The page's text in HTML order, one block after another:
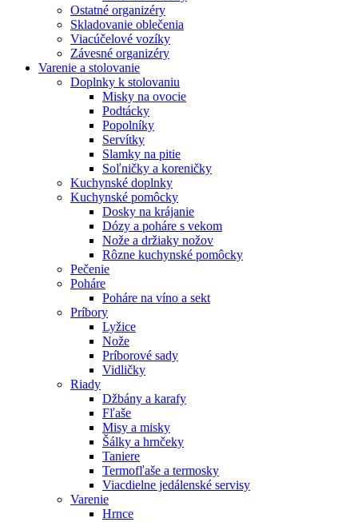
Ostatné organizéry
Skladovanie oblečenia
Viacúčelové vozíky
Závesné organizéry
Varenie a stolovanie
Doplnky k stolovaniu
Misky na ovocie
Podtácky
Popolníky
Servítky
Slamky na pitie
Soľničky a koreničky
Kuchynské doplnky
Kuchynské pomôcky
Dosky na krájanie
Dózy a poháre s vekom
Nože a držiaky nožov
Rôzne kuchynské pomôcky
Pečenie
Poháre
Poháre na víno a sekt
Príbory
Lyžice
Nože
Príborové sady
Vidličky
Riady
Džbány a karafy
Fľaše
Misy a misky
Šálky a hrnčeky
Taniere
Termofľaše a termosky
Viacdielne jedálenské servisy
Varenie
Hrnce